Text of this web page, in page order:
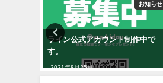
お知らせ
ライン公式アカウント制作中で
す。
2021年8月25日